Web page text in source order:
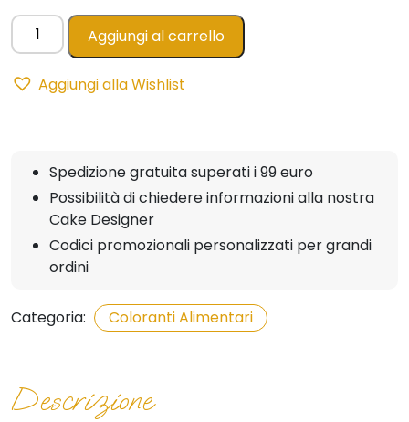
Color
Choc
-
per
stampi
200gr
AZO
Aggiungi al carrello
Aggiungi alla Wishlist
Spedizione gratuita superati i 99 euro
Possibilità di chiedere informazioni alla nostra
Cake Designer
Codici promozionali personalizzati per grandi
ordini
Categoria: Coloranti Alimentari
Descrizione